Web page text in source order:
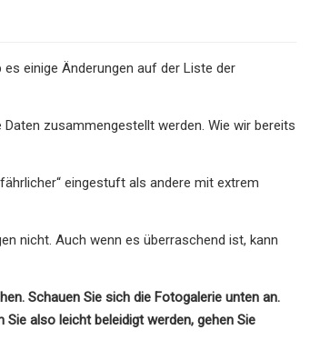
einige Änderungen auf der Liste der
zusammengestellt werden. Wie wir bereits
eingestuft als andere mit extrem
nicht. Auch wenn es überraschend ist, kann
Schauen Sie sich die Fotogalerie unten an.
Sie also leicht beleidigt werden, gehen Sie